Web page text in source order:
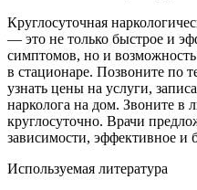
Круглосуточная
— это не только быстрое и
симптомов, но и
в стационаре. Позвоните по
узнать цены на услуги,
нарколога на дом. Звоните в
круглосуточно. Врачи
зависимости, эффективное и
Используемая литература